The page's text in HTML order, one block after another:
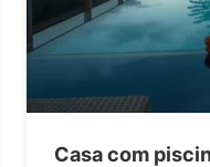
Casa com